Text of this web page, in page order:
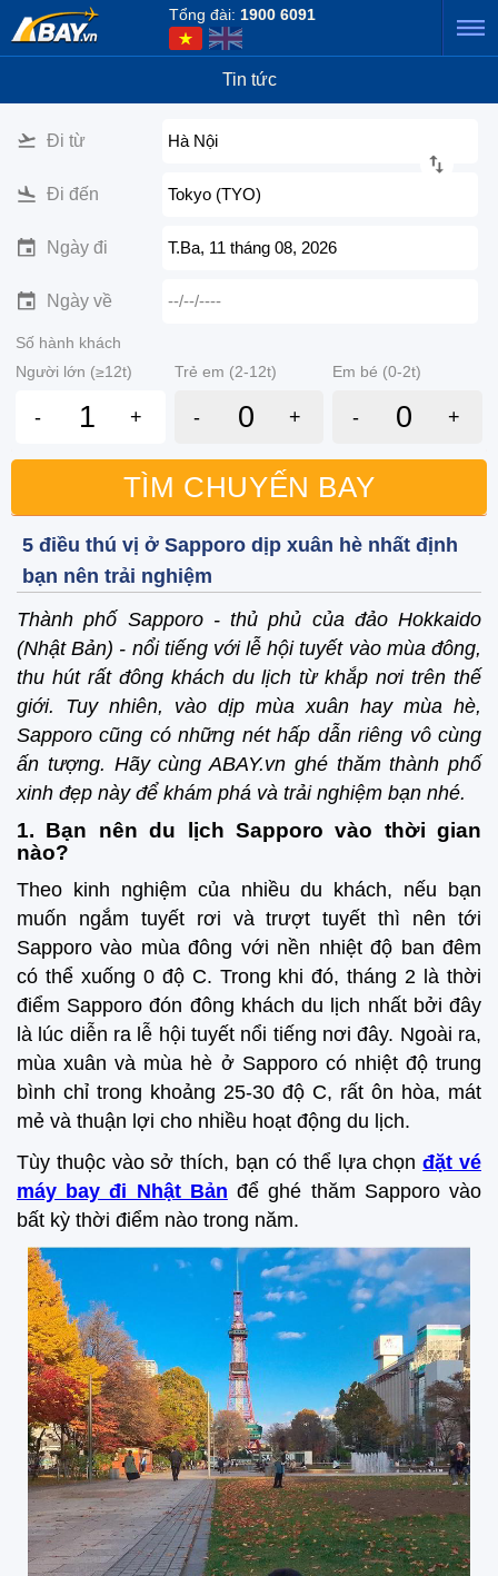
Tổng đài: 1900 6091
Tin tức
Đi từ Hà Nội
Đi đến Tokyo (TYO)
Ngày đi T.Ba, 11 tháng 08, 2026
Ngày về --/--/----
Số hành khách
Người lớn (≥12t)
Trẻ em (2-12t) Em bé (0-2t)
- + - + - +
TÌM CHUYẾN BAY
5 điều thú vị ở Sapporo dịp xuân hè nhất định
bạn nên trải nghiệm
Thành phố Sapporo - thủ phủ của đảo Hokkaido
(Nhật Bản) - nổi tiếng với lễ hội tuyết vào mùa đông,
thu hút rất đông khách du lịch từ khắp nơi trên thế
giới. Tuy nhiên, vào dịp mùa xuân hay mùa hè,
Sapporo cũng có những nét hấp dẫn riêng vô cùng
ấn tượng. Hãy cùng ABAY.vn ghé thăm thành phố
xinh đẹp này để khám phá và trải nghiệm bạn nhé.
1. Bạn nên du lịch Sapporo vào thời gian
nào?
Theo kinh nghiệm của nhiều du khách, nếu bạn
muốn ngắm tuyết rơi và trượt tuyết thì nên tới
Sapporo vào mùa đông với nền nhiệt độ ban đêm
có thể xuống 0 độ C. Trong khi đó, tháng 2 là thời
điểm Sapporo đón đông khách du lịch nhất bởi đây
là lúc diễn ra lễ hội tuyết nổi tiếng nơi đây. Ngoài ra,
mùa xuân và mùa hè ở Sapporo có nhiệt độ trung
bình chỉ trong khoảng 25-30 độ C, rất ôn hòa, mát
mẻ và thuận lợi cho nhiều hoạt động du lịch.
Tùy thuộc vào sở thích, bạn có thể lựa chọnđặt vé
máy bay đi Nhật Bản để ghé thăm Sapporo vào
bất kỳ thời điểm nào trong năm.